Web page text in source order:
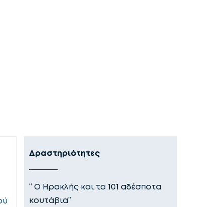
Δραστηριότητες
“ Ο Ηρακλής και τα 101 αδέσποτα
κουτάβια”